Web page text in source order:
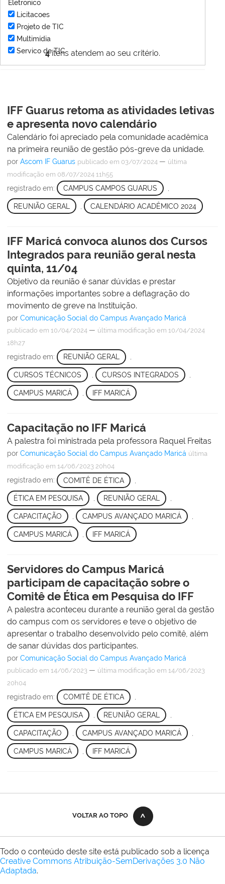
4itens atendem ao seu critério.
Eletronico
Licitacoes
Projeto de TIC
Multimídia
Servico de TIC
IFF Guarus retoma as atividades letivas
e apresenta novo calendário
Calendário foi apreciado pela comunidade acadêmica
na primeira reunião de gestão pós-greve da unidade.
por Ascom IF Guarus publicado em 03/07/2024 — última
modificação em 08/07/2024 11h55
registrado em: CAMPUS CAMPOS GUARUS
REUNIÃO GERAL CALENDÁRIO ACADÊMICO 2024
IFF Maricá convoca alunos dos Cursos
Integrados para reunião geral nesta
quinta, 11/04
Objetivo da reunião é sanar dúvidas e prestar
informações importantes sobre a deflagração do
movimento de greve na Instituição.
por Comunicação Social do Campus Avançado Maricá
publicado em 10/04/2024 — última modificação em 10/04/2024
18h27
registrado em: REUNIÃO GERAL ,
CURSOS TÉCNICOS CURSOS INTEGRADOS
CAMPUS MARICÁ IFF MARICÁ
Capacitação no IFF Maricá
A palestra foi ministrada pela professora Raquel Freitas
por Comunicação Social do Campus Avançado Maricá última
modificação em 14/06/2023 20h04
registrado em: COMITÊ DE ÉTICA
ÉTICA EM PESQUISA , REUNIÃO GERAL ,
CAPACITAÇÃO CAMPUS AVANÇADO MARICÁ
CAMPUS MARICÁ IFF MARICÁ
Servidores do Campus Maricá
participam de capacitação sobre o
Comitê de Ética em Pesquisa do IFF
A palestra aconteceu durante a reunião geral da gestão
do campus com os servidores e teve o objetivo de
apresentar o trabalho desenvolvido pelo comitê, além
de sanar dúvidas dos participantes.
por Comunicação Social do Campus Avançado Maricá
publicado em 14/06/2023 — última modificação em 14/06/2023
20h04
registrado em: COMITÊ DE ÉTICA ,
ÉTICA EM PESQUISA REUNIÃO GERAL
CAPACITAÇÃO CAMPUS AVANÇADO MARICÁ
CAMPUS MARICÁ IFF MARICÁ
VOLTAR AO TOPO
Todo o conteúdo deste site está publicado sob a licença
Creative Commons Atribuição-SemDerivações 3.0 Não
Adaptada.